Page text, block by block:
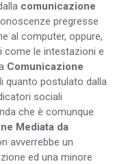
comunicazione
pregresse
al computer, oppure,
come le intestazioni e
Comunicazione
quanto postulato dalla
sociali
che è comunque
Mediata da
avverrebbe un
ed una minore